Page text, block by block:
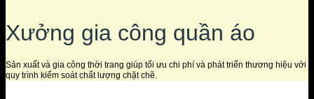
Xưởng gia công quần áo
Sản xuất và gia công thời trang giúp tối ưu chi phí và phát triển thương hiệu với
quy trình kiểm soát chất lượng chặt chẽ.